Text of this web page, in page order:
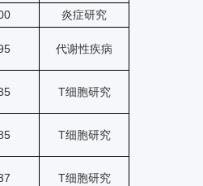
炎症研究
代谢性疾病
T细胞研究
T细胞研究
T细胞研究